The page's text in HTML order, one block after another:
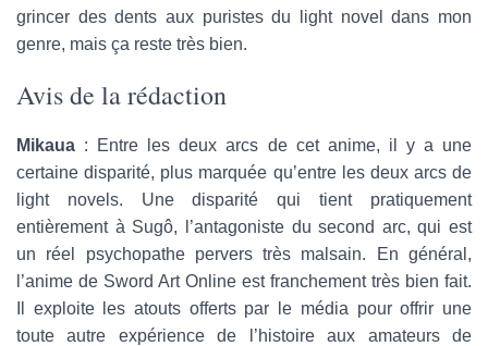
grincer des dents aux puristes du light novel dans mon
genre, mais ça reste très bien.
Avis de la rédaction
Mikaua : Entre les deux arcs de cet anime, il y a une
certaine disparité, plus marquée qu’entre les deux arcs de
light novels. Une disparité qui tient pratiquement
entièrement à Sugô, l’antagoniste du second arc, qui est
un réel psychopathe pervers très malsain. En général,
l’anime de Sword Art Online est franchement très bien fait.
Il exploite les atouts offerts par le média pour offrir une
toute autre expérience de l’histoire aux amateurs de